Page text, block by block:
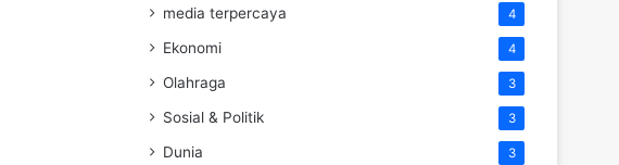
media terpercaya 4
Ekonomi 4
Olahraga 3
Sosial & Politik 3
Dunia 3